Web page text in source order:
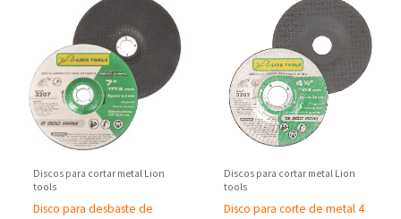
Discos para cortar metal Lion
tools
Disco para desbaste de
Discos para cortar metal Lion
tools
Disco para corte de metal 4